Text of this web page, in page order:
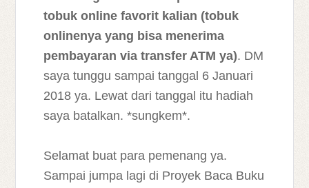
tobuk online favorit kalian (tobuk
onlinenya yang bisa menerima
pembayaran via transfer ATM ya). DM
saya tunggu sampai tanggal 6 Januari
2018 ya. Lewat dari tanggal itu hadiah
saya batalkan. *sungkem*.
Selamat buat para pemenang ya.
Sampai jumpa lagi di Proyek Baca Buku